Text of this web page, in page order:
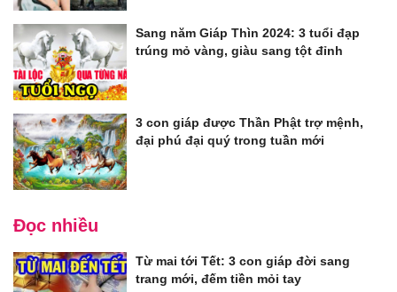
Sang năm Giáp Thìn 2024: 3 tuổi đạp
trúng mỏ vàng, giàu sang tột đỉnh
3 con giáp được Thần Phật trợ mệnh,
đại phú đại quý trong tuần mới
Đọc nhiều
Từ mai tới Tết: 3 con giáp đời sang
trang mới, đếm tiền mỏi tay